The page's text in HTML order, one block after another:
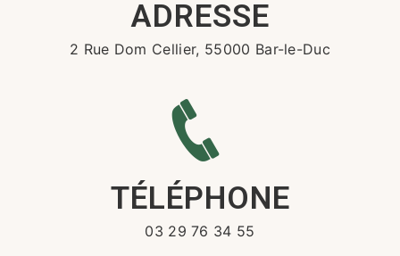
ADRESSE
2 Rue Dom Cellier, 55000 Bar-le-Duc
TÉLÉPHONE
03 29 76 34 55